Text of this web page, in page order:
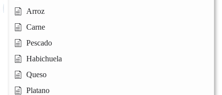
Arroz
Carne
Pescado
Habichuela
Queso
Platano